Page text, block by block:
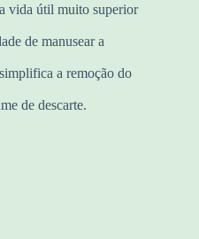
vida útil muito superior
de manusear a
a remoção do
de descarte.